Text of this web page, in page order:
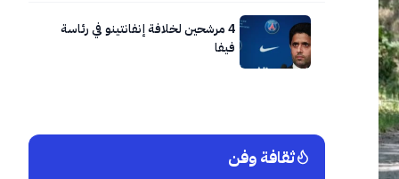
4 مرشحين لخلافة إنفانتينو في رئاسة
فيفا
ثقافة وفن